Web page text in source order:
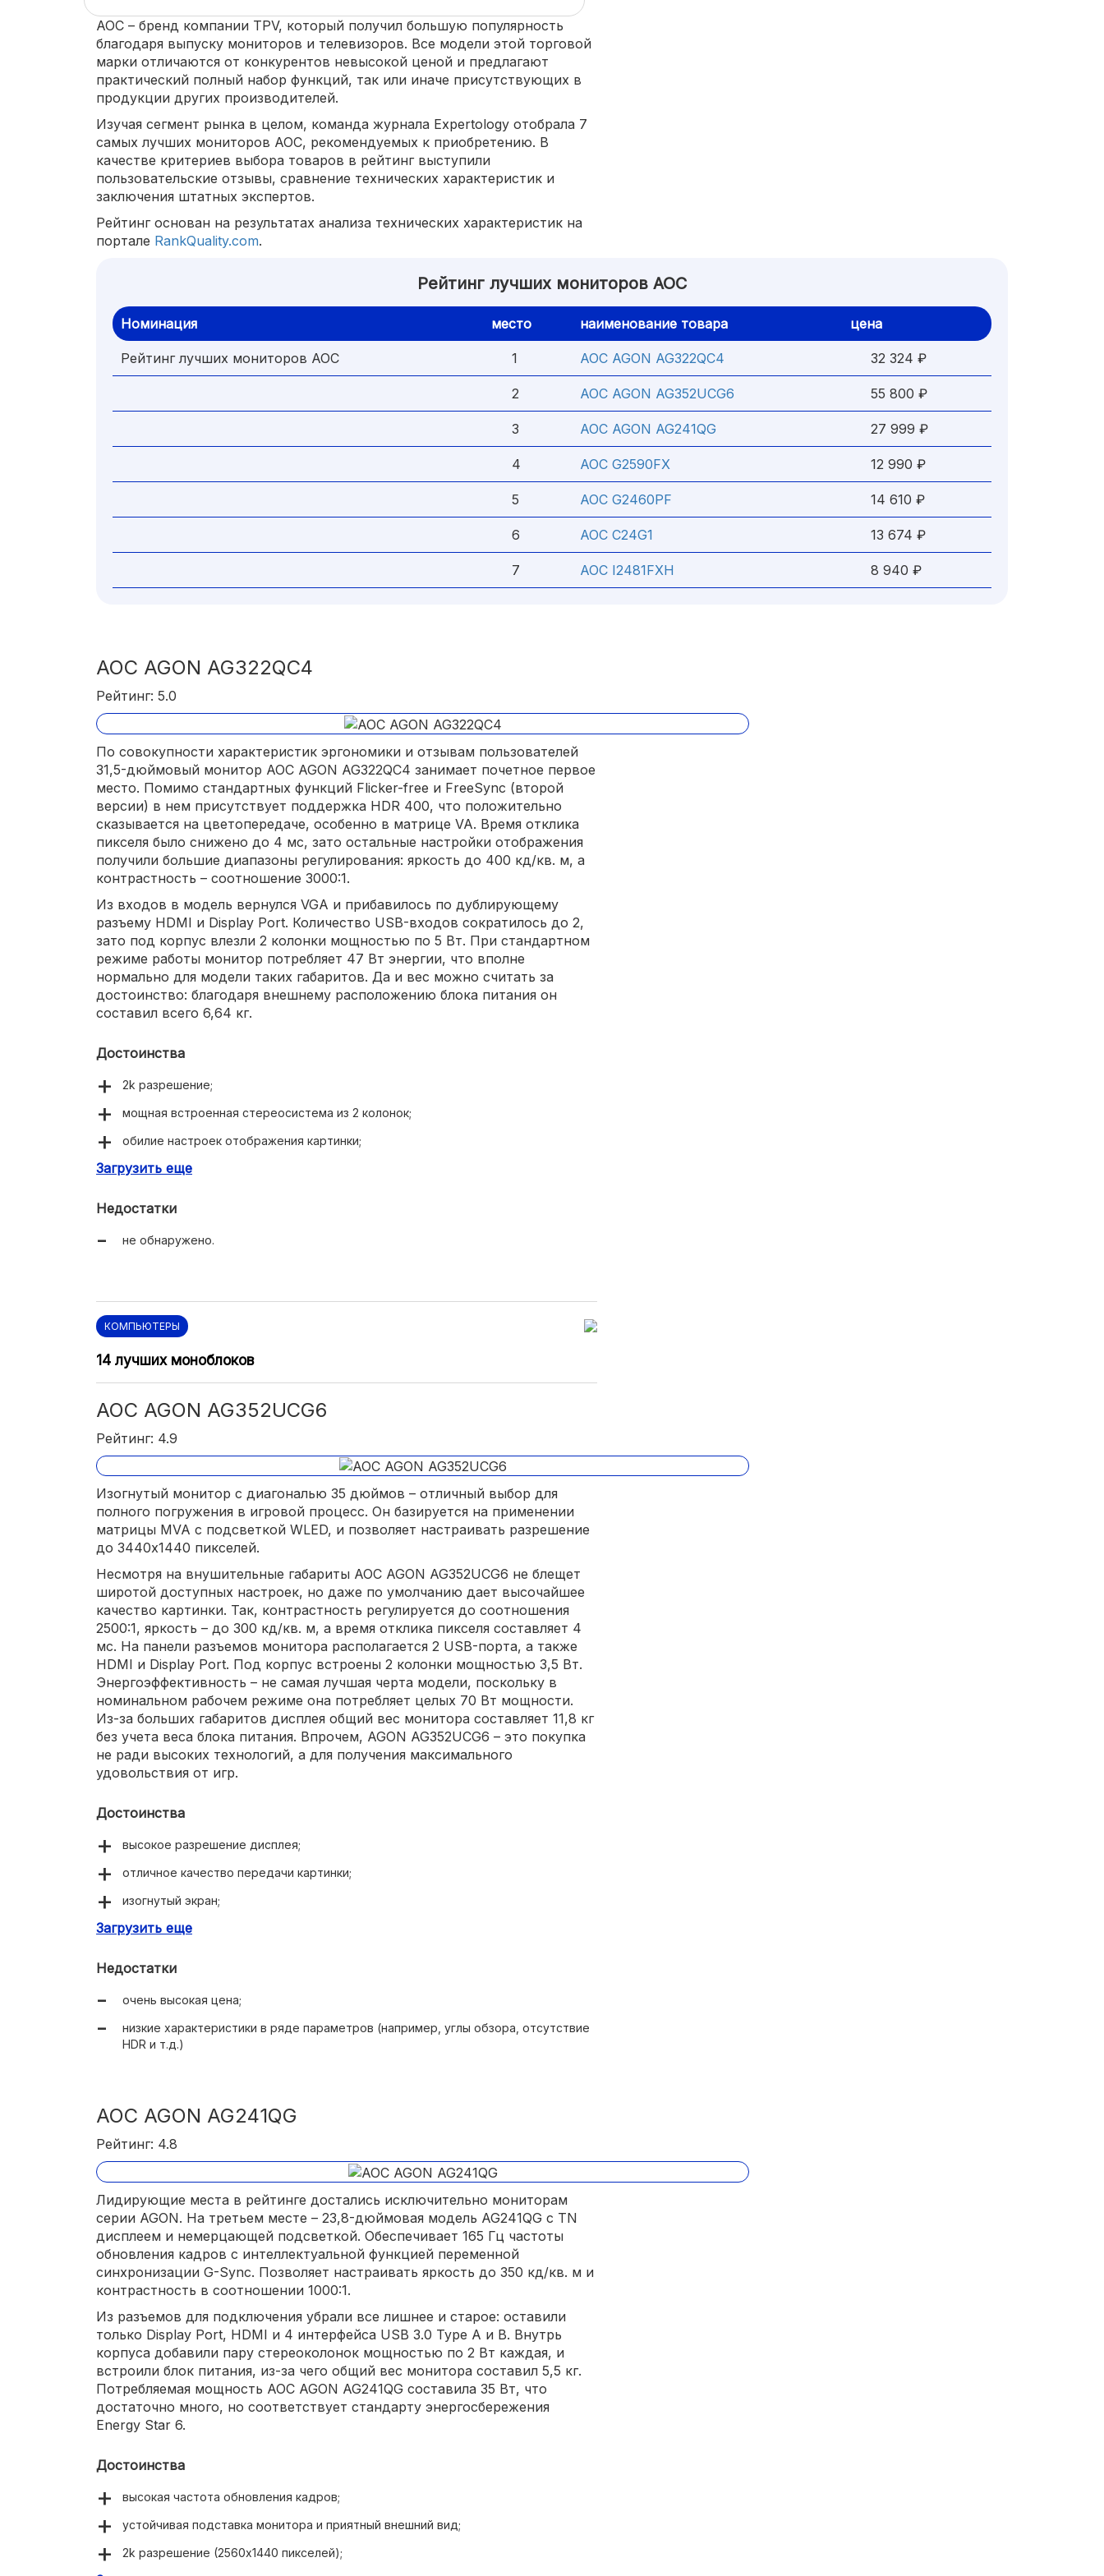
АОС – бренд компании TPV, который получил большую популярность
благодаря выпуску мониторов и телевизоров. Все модели этой торговой
марки отличаются от конкурентов невысокой ценой и предлагают
практический полный набор функций, так или иначе присутствующих в
продукции других производителей.
Изучая сегмент рынка в целом, команда журнала Expertology отобрала 7
самых лучших мониторов АОС, рекомендуемых к приобретению. В
качестве критериев выбора товаров в рейтинг выступили
пользовательские отзывы, сравнение технических характеристик и
заключения штатных экспертов.
Рейтинг основан на результатах анализа технических характеристик на
портале RankQuality.com.
Рейтинг лучших мониторов AOC
Номинация место наименование товара цена
Рейтинг лучших мониторов AOC 1 AOC AGON AG322QC4 32 324 ₽
2 AOC AGON AG352UCG6 55 800 ₽
3 AOC AGON AG241QG 27 999 ₽
4 AOC G2590FX 12 990 ₽
5 AOC G2460PF 14 610 ₽
6 AOC C24G1 13 674 ₽
7 AOC I2481FXH 8 940 ₽
AOC AGON AG322QC4
Рейтинг: 5.0
По совокупности характеристик эргономики и отзывам пользователей
31,5-дюймовый монитор AOC AGON AG322QC4 занимает почетное первое
место. Помимо стандартных функций Flicker-free и FreeSync (второй
версии) в нем присутствует поддержка HDR 400, что положительно
сказывается на цветопередаче, особенно в матрице VA. Время отклика
пикселя было снижено до 4 мс, зато остальные настройки отображения
получили большие диапазоны регулирования: яркость до 400 кд/кв. м, а
контрастность – соотношение 3000:1.
Из входов в модель вернулся VGA и прибавилось по дублирующему
разъему HDMI и Display Port. Количество USB-входов сократилось до 2,
зато под корпус влезли 2 колонки мощностью по 5 Вт. При стандартном
режиме работы монитор потребляет 47 Вт энергии, что вполне
нормально для модели таких габаритов. Да и вес можно считать за
достоинство: благодаря внешнему расположению блока питания он
составил всего 6,64 кг.
Достоинства
2k разрешение;
мощная встроенная стереосистема из 2 колонок;
обилие настроек отображения картинки;
наличие дублирующих портов под кабели;
Загрузить еще
Недостатки
не обнаружено.
КОМПЬЮТЕРЫ
14 лучших моноблоков
AOC AGON AG352UCG6
Рейтинг: 4.9
Изогнутый монитор с диагональю 35 дюймов – отличный выбор для
полного погружения в игровой процесс. Он базируется на применении
матрицы MVA с подсветкой WLED, и позволяет настраивать разрешение
до 3440x1440 пикселей.
Несмотря на внушительные габариты AOC AGON AG352UCG6 не блещет
широтой доступных настроек, но даже по умолчанию дает высочайшее
качество картинки. Так, контрастность регулируется до соотношения
2500:1, яркость – до 300 кд/кв. м, а время отклика пикселя составляет 4
мс. На панели разъемов монитора располагается 2 USB-порта, а также
HDMI и Display Port. Под корпус встроены 2 колонки мощностью 3,5 Вт.
Энергоэффективность – не самая лучшая черта модели, поскольку в
номинальном рабочем режиме она потребляет целых 70 Вт мощности.
Из-за больших габаритов дисплея общий вес монитора составляет 11,8 кг
без учета веса блока питания. Впрочем, AGON AG352UCG6 – это покупка
не ради высоких технологий, а для получения максимального
удовольствия от игр.
Достоинства
высокое разрешение дисплея;
отличное качество передачи картинки;
изогнутый экран;
простота настройки изображения;
Загрузить еще
Недостатки
очень высокая цена;
низкие характеристики в ряде параметров (например, углы обзора, отсутствие
HDR и т.д.)
AOC AGON AG241QG
Рейтинг: 4.8
Лидирующие места в рейтинге достались исключительно мониторам
серии AGON. На третьем месте – 23,8-дюймовая модель AG241QG с TN
дисплеем и немерцающей подсветкой. Обеспечивает 165 Гц частоты
обновления кадров с интеллектуальной функцией переменной
синхронизации G-Sync. Позволяет настраивать яркость до 350 кд/кв. м и
контрастность в соотношении 1000:1.
Из разъемов для подключения убрали все лишнее и старое: оставили
только Display Port, HDMI и 4 интерфейса USB 3.0 Type A и B. Внутрь
корпуса добавили пару стереоколонок мощностью по 2 Вт каждая, и
встроили блок питания, из-за чего общий вес монитора составил 5,5 кг.
Потребляемая мощность AOC AGON AG241QG составила 35 Вт, что
достаточно много, но соответствует стандарту энергосбережения
Energy Star 6.
Достоинства
высокая частота обновления кадров;
устойчивая подставка монитора и приятный внешний вид;
2k разрешение (2560x1440 пикселей);